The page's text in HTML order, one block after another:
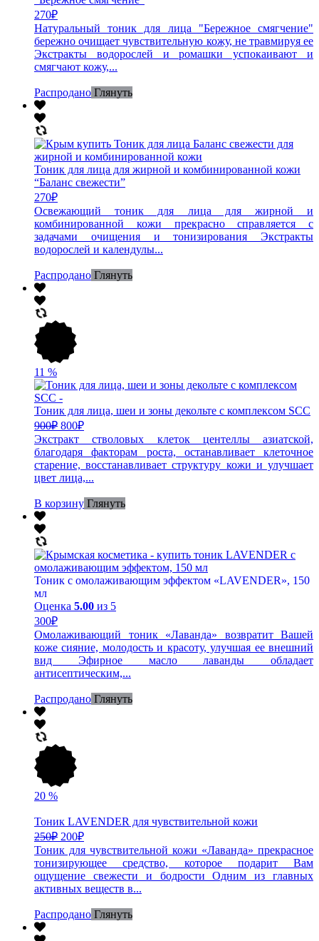
270₽
Натуральный тоник для лица "Бережное смягчение"
бережно очищает чувствительную кожу, не травмируя ее
Экстракты водорослей и ромашки успокаивают и
смягчают кожу,...
Распродано Глянуть
Тоник для лица для жирной и комбинированной кожи
“Баланс свежести”
270₽
Освежающий тоник для лица для жирной и
комбинированной кожи прекрасно справляется с
задачами очищения и тонизирования Экстракты
водорослей и календулы...
Распродано Глянуть
11 %
Тоник для лица, шеи и зоны декольте с комплексом SCC
900₽ 800₽
Экстракт стволовых клеток центеллы азиатской,
благодаря факторам роста, останавливает клеточное
старение, восстанавливает структуру кожи и улучшает
цвет лица,...
В корзину Глянуть
Тоник с омолаживающим эффектом «LAVENDER», 150
мл
Оценка 5.00 из 5
300₽
Омолаживающий тоник «Лаванда» возвратит Вашей
коже сияние, молодость и красоту, улучшая ее внешний
вид Эфирное масло лаванды обладает
антисептическим,...
Распродано Глянуть
20 %
Тоник LAVENDER для чувствительной кожи
250₽ 200₽
Тоник для чувствительной кожи «Лаванда» прекрасное
тонизирующее средство, которое подарит Вам
ощущение свежести и бодрости Одним из главных
активных веществ в...
Распродано Глянуть